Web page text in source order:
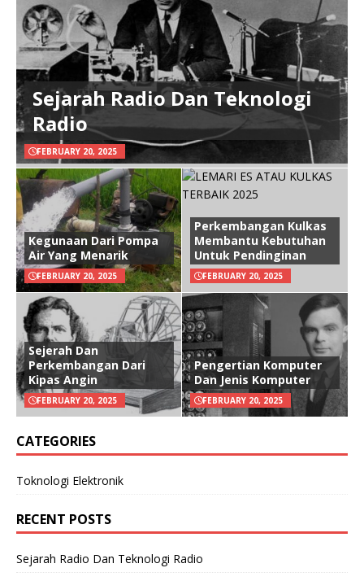
Sejarah Radio Dan Teknologi
Radio
FEBRUARY 20, 2025
Kegunaan Dari Pompa
Air Yang Menarik
FEBRUARY 20, 2025
Perkembangan Kulkas
Membantu Kebutuhan
Untuk Pendinginan
FEBRUARY 20, 2025
Sejerah Dan
Perkembangan Dari
Kipas Angin
FEBRUARY 20, 2025
Pengertian Komputer
Dan Jenis Komputer
FEBRUARY 20, 2025
CATEGORIES
Toknologi Elektronik
RECENT POSTS
Sejarah Radio Dan Teknologi Radio